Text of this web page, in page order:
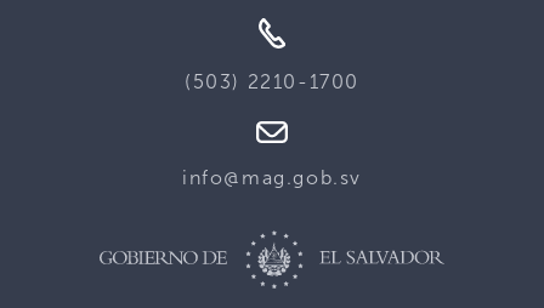
(503) 2210-1700
info@mag.gob.sv